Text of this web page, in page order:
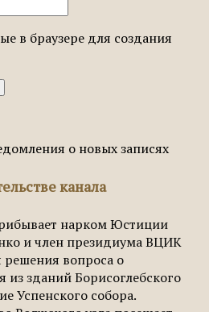
в браузере для создания
о новых записях
канала
нарком Юстиции
и член президиума ВЦИК
вопроса о
из зданий Борисоглебского
Успенского собора.